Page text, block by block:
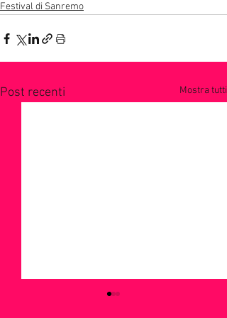
Festival di Sanremo
Post recenti Mostra tutti